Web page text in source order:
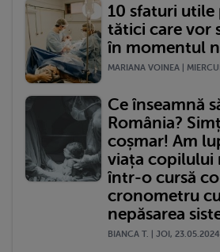
10 sfaturi
tătici care vor
în momentul
MARIANA VOINEA |
Ce înseamnă
România?
coșmar! Am
viața copilului
într-o cursă
cronometru
nepăsarea
BIANCA T. | JOI, 23.05.2024